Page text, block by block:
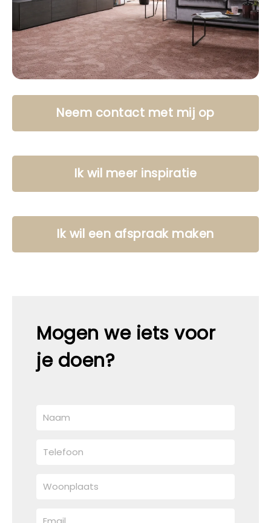
Neem contact met mij op
Ik wil meer inspiratie
Ik wil een afspraak maken
Mogen we iets voor
je doen?